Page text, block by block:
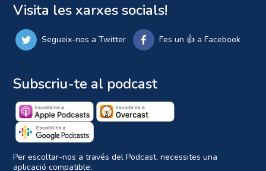
Visita les xarxes socials!
Segueix-nos a Twitter Fes un 👍 a Facebook
Subscriu-te al podcast
Per escoltar-nos a través del Podcast, necessites una
aplicació compatible: